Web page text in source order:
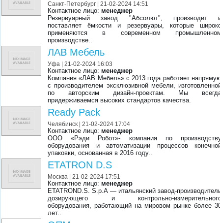
Санкт-Петербург | 21-02-2024 14:51
Контактное лицо: менеджер
Резервуарный завод "Абсолют", производит
поставляет ёмкости и резервуары, которые
применяются в современном
производстве..
ЛАВ Мебель
Уфа | 21-02-2024 16:03
Контактное лицо: менеджер
Компания «ЛАВ Мебель» с 2013 года работает
с производителем эксклюзивной мебели,
по авторским дизайн-проектам. Мы
придерживаемся высоких стандартов качества.
Ready Pack
Челябинск | 21-02-2024 17:04
Контактное лицо: менеджер
ООО «Рэди Робот»- компания по
оборудования и автоматизации процессов
упаковки, основанная в 2016 году..
ETATRON D.S
Москва | 21-02-2024 17:51
Контактное лицо: менеджер
ETATROND.S. S.p.A — итальянский завод-
дозирующего и контрольно-
оборудования, работающий на мировом рынке более
лет..